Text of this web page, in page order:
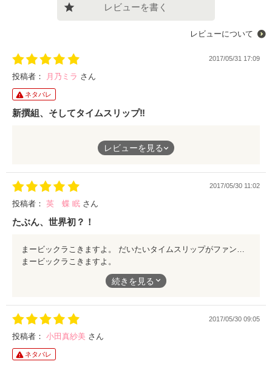
レビューを書く
レビューについて
2017/05/31 17:09
投稿者： 月乃ミラ さん
ネタバレ
新撰組、そしてタイムスリップ‼
新撰組、タイムスリップとくれば必ずや甘い展開になり、さもな
くば時代が二人を分かつ悲恋物語……
くないという超現実的な事実。
そうだ、私達は忘れていた。
風呂に入らなきゃ臭う訳で……
義的な展開を見事、斬り倒してくれてます。
所謂、新撰組のタイムスリップもの。
もちろん、歴史的人物達と落ちる恋物語も良し、けれどこういう
事実を知るのもとても面白みがあっていいのでは？タイトル以上
レビューを見る
2017/05/30 11:02
投稿者： 英 蝶 眠 さん
たぶん、世界初？！
まービックラこきますよ。
だいたいタイムスリップがファンタジーなはずが、読んでみたら
これ、映像化できるもんならやってみろってぐらいに生々しいで
す。
ドキュメントが好きな方に、オススメします。
続きを見る
2017/05/30 09:05
投稿者： 小田真紗美 さん
ネタバレ